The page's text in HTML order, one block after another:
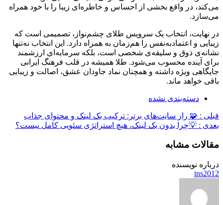
می‌کند، در واقع بخشی از احساس و خاطره‌ای زیبا را با خود همراه
می‌سازد.
در نهایت، انتخاب یک سرویس طلای چشم‌نواز، تصمیمی است که
زیبایی و اعتمادبه‌نفس را هم‌زمان به همراه دارد. این انتخاب نه‌تنها
نشانه‌ی ذوق و سلیقه‌ی شخصی است، بلکه سرمایه‌ای ارزشمند
برای آینده محسوب می‌شود. طلا همیشه در قلب فرهنگ ایرانی
جایگاهی ویژه داشته و همچنان نماد جاودان عشق، اصالت و زیبایی
باقی خواهد ماند.
دسته‌بندی نشده
قبلی : 🧩 راز سایت‌های برتر: ترکیب بک لینک و محتوای جذاب
بعدی : 💡چرا بدون بک لینک، هیچ استراتژی سئویی کامل نیست؟
مقالات مشابه
درباره نویسنده
ins2012